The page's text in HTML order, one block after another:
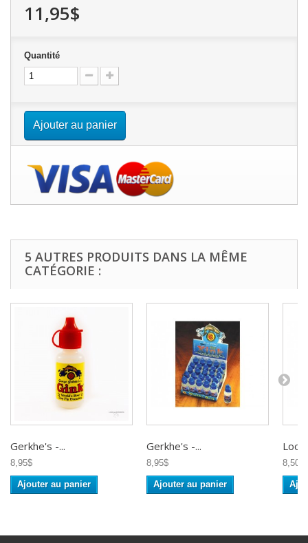
11,95$
Quantité
Ajouter au panier
5 AUTRES PRODUITS DANS LA MÊME
CATÉGORIE :
Gerkhe's -...
8,95$
Ajouter au panier
Gerkhe's -...
8,95$
Ajouter au panier
Loon
8,50$